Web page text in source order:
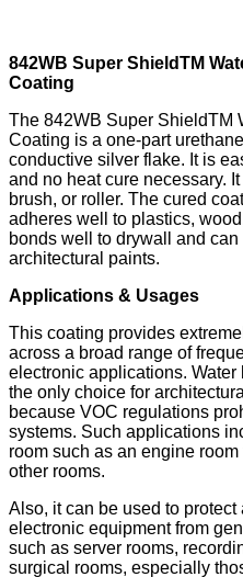
842WB Super ShieldTM
Coating
The 842WB Super ShieldTM
Coating is a one-part
conductive silver flake. It is
and no heat cure necessary.
brush, or roller. The cured
adheres well to plastics,
bonds well to drywall and
architectural paints.
Applications & Usages
This coating provides
across a broad range of
electronic applications.
the only choice for
because VOC regulations
systems. Such applications
room such as an engine
other rooms.
Also, it can be used to
electronic equipment from
such as server rooms,
surgical rooms, especially